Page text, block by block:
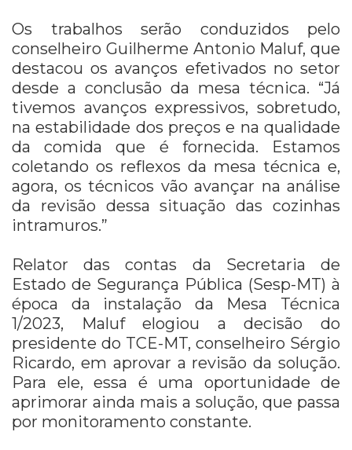
Os trabalhos serão conduzidos pelo
conselheiro Guilherme Antonio Maluf, que
destacou os avanços efetivados no setor
desde a conclusão da mesa técnica. “Já
tivemos avanços expressivos, sobretudo,
na estabilidade dos preços e na qualidade
da comida que é fornecida. Estamos
coletando os reflexos da mesa técnica e,
agora, os técnicos vão avançar na análise
da revisão dessa situação das cozinhas
intramuros.”
Relator das contas da Secretaria de
Estado de Segurança Pública (Sesp-MT) à
época da instalação da Mesa Técnica
1/2023, Maluf elogiou a decisão do
presidente do TCE-MT, conselheiro Sérgio
Ricardo, em aprovar a revisão da solução.
Para ele, essa é uma oportunidade de
aprimorar ainda mais a solução, que passa
por monitoramento constante.